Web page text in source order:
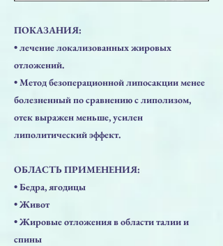
ПОКАЗАНИЯ:
​• лечение локализованных жировых
отложений.
​• Метод безоперационной липосакции менее
болезненный по сравнению с липолизом,
отек выражен меньше, усилен
липолитический эффект.
ОБЛАСТЬ ПРИМЕНЕНИЯ:
​• Бедра, ягодицы
​• Живот
​• Жировые отложения в области талии и
спины